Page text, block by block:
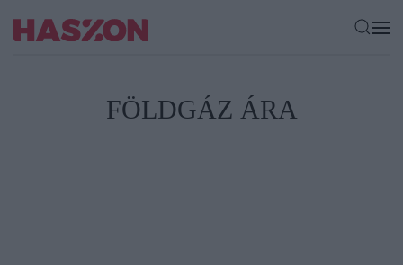
FÖLDGÁZ ÁRA